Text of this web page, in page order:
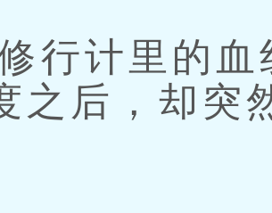
计里的血
之后，却突